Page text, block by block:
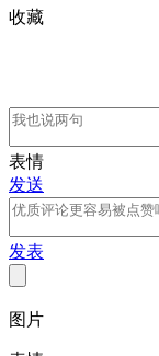
收藏
表情
发送
发表
图片